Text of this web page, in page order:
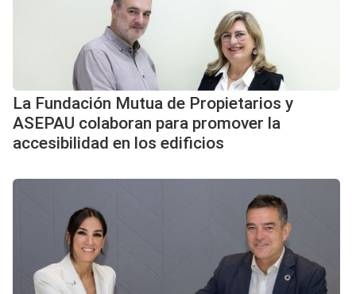
La Fundación Mutua de Propietarios y
ASEPAU colaboran para promover la
accesibilidad en los edificios